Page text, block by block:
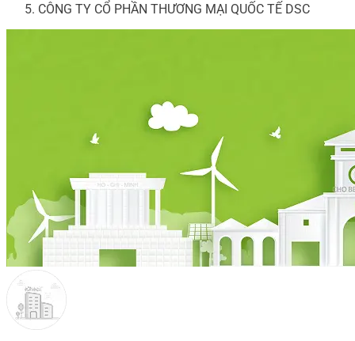
CÔNG TY CỔ PHẦN THƯƠNG MẠI QUỐC TẾ DSC